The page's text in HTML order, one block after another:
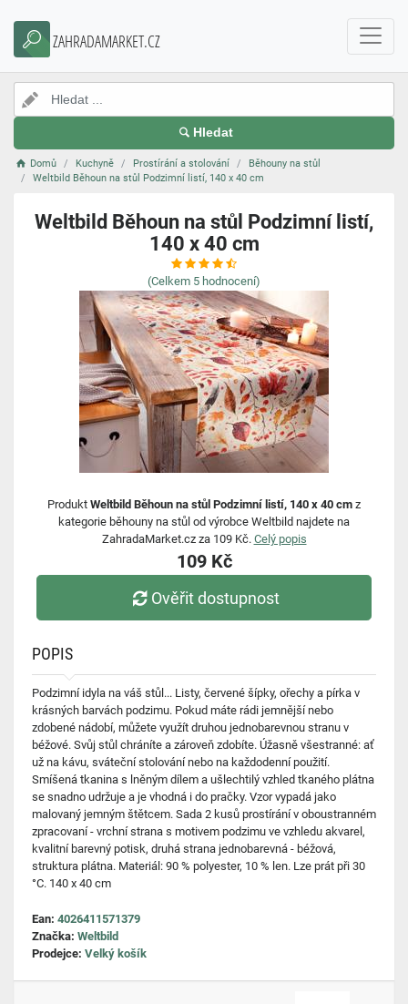
ZAHRADAMARKET.CZ
Hledat
Domů Kuchyně Prostírání a stolování
Běhouny na stůl
Weltbild Běhoun na stůl Podzimní listí, 140 x 40 cm
Weltbild Běhoun na stůl Podzimní listí,
140 x 40 cm
(Celkem 5 hodnocení)
Produkt Weltbild Běhoun na stůl Podzimní listí, 140 x 40 cm z
kategorie běhouny na stůl od výrobce Weltbild najdete na
ZahradaMarket.cz za 109 Kč. Celý popis
109 Kč
Ověřit dostupnost
POPIS
Podzimní idyla na váš stůl... Listy, červené šípky, ořechy a pírka v
krásných barvách podzimu. Pokud máte rádi jemnější nebo
zdobené nádobí, můžete využít druhou jednobarevnou stranu v
béžové. Svůj stůl chráníte a zároveň zdobíte. Úžasně všestranné: ať
už na kávu, sváteční stolování nebo na každodenní použití.
Smíšená tkanina s lněným dílem a ušlechtilý vzhled tkaného plátna
se snadno udržuje a je vhodná i do pračky. Vzor vypadá jako
malovaný jemným štětcem. Sada 2 kusů prostírání v oboustranném
zpracovaní - vrchní strana s motivem podzimu ve vzhledu akvarel,
kvalitní barevný potisk, druhá strana jednobarevná - béžová,
struktura plátna. Materiál: 90 % polyester, 10 % len. Lze prát při 30
°C. 140 x 40 cm
Ean: 4026411571379
Značka: Weltbild
Prodejce: Velký košík